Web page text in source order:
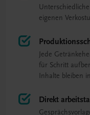
eigenen
Jede
für Schritt
Inhalte bleiben
Direkt